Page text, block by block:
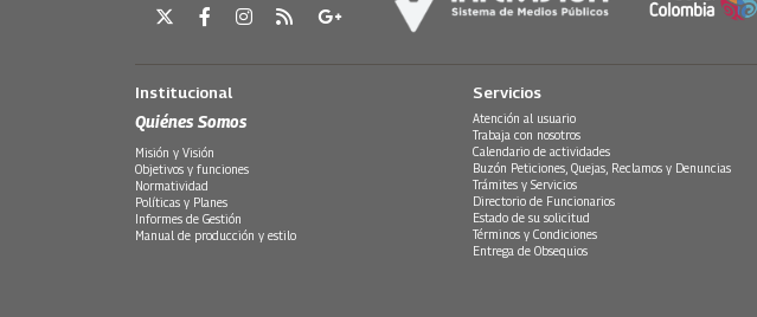
Institucional
Quiénes Somos
Misión y Visión
Objetivos y funciones
Normatividad
Políticas y Planes
Informes de Gestión
Manual de producción y estilo
Servicios
Atención al usuario
Trabaja con nosotros
Calendario de actividades
Buzón Peticiones, Quejas, Reclamos y Denuncias
Trámites y Servicios
Directorio de Funcionarios
Estado de su solicitud
Términos y Condiciones
Entrega de Obsequios